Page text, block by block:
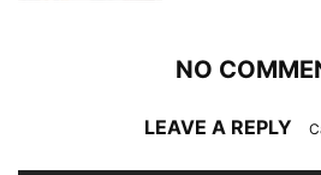
NO
LEAVE A REPLY